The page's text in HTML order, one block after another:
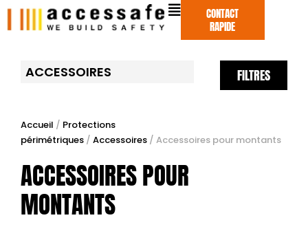
Aller
CONTACT
RAPIDE
ACCESSOIRES FILTRES
Accueil / Protections
périmétriques / Accessoires / Accessoires pour montants
ACCESSOIRES POUR
MONTANTS